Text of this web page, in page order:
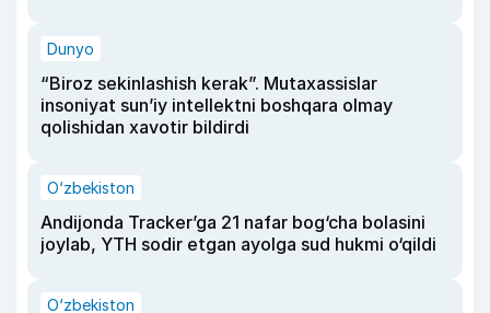
Dunyo
“Biroz sekinlashish kerak”. Mutaxassislar
insoniyat sun’iy intellektni boshqara olmay
qolishidan xavotir bildirdi
O‘zbekiston
Andijonda Tracker’ga 21 nafar bog‘cha bolasini
joylab, YTH sodir etgan ayolga sud hukmi o‘qildi
O‘zbekiston